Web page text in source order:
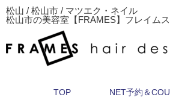
松山 / 松山市 / マツエク・ネイル
松山市の美容室【FRAMES】フレイム
TOP NET予約＆